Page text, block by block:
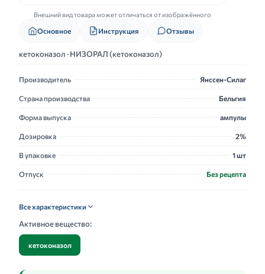
Внешний вид товара может отличаться от изображённого
Основное Инструкция Отзывы
кетоконазол · НИЗОРАЛ (кетоконазол)
Производитель Янссен-Силаг
Страна производства Бельгия
Форма выпуска ампулы
Дозировка 2%
В упаковке 1 шт
Отпуск Без рецепта
Все характеристики
Активное вещество:
кетоконазол